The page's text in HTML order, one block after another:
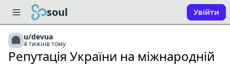
soul Увійти
u/devua
4 тижнів тому
Репутація України на міжнародній